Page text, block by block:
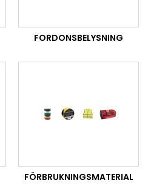
FORDONSBELYSNING
FÖRBRUKNINGSMATERIAL